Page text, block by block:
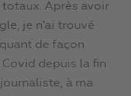
Après avoir
je n’ai trouvé
de façon
depuis la fin
à ma